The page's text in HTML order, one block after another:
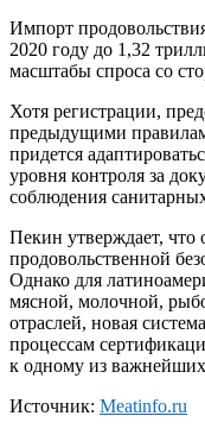
Импорт
2020 году до 1,32
масштабы спроса со
Хотя регистрации,
предыдущими
придется
уровня контроля за
соблюдения
Пекин утверждает, что
продовольственной
Однако для
мясной, молочной,
отраслей, новая
процессам
к одному из
Источник: Meatinfo.ru